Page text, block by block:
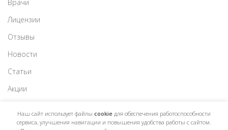
Врачи
Лицензии
Отзывы
Новости
Статьи
Акции
Наш сайт использует файлы cookie для обеспечения работоспособности
сервиса, улучшения навигации и повышения удобства работы с сайтом.